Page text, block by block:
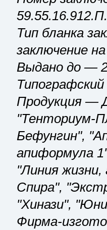
Тип бланка
заключение
Выдано до —
Продукция —
"Тенториум-
Бефунгин",
апиформула
"Линия
Спира",
"Хинази",
Фирма-